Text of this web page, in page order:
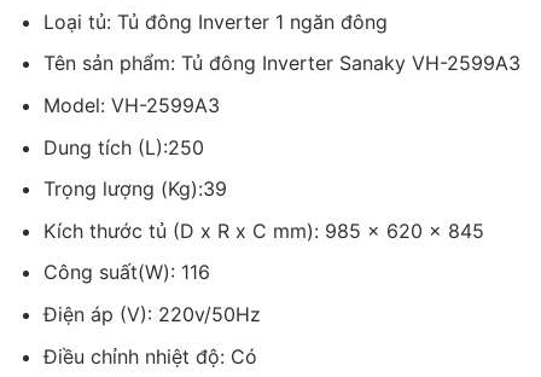
phẩm gọn gàng hơn, có thể bỏ ra khi không sử dụng.
Các nút điều chỉnh mức nhiệt độ của tủ được đặt nằm
ngay phía trước, dưới thân tủ giúp bạn dễ dàng điều
Loại tủ: Tủ đông Inverter 1 ngăn đông
Tên sản phẩm: Tủ đông Inverter Sanaky VH-2599A3
Model: VH-2599A3
Dung tích (L):250
Trọng lượng (Kg):39
Kích thước tủ (D x R x C mm): 985 x 620 x 845
Công suất(W): 116
Điện áp (V): 220v/50Hz
Điều chỉnh nhiệt độ: Có